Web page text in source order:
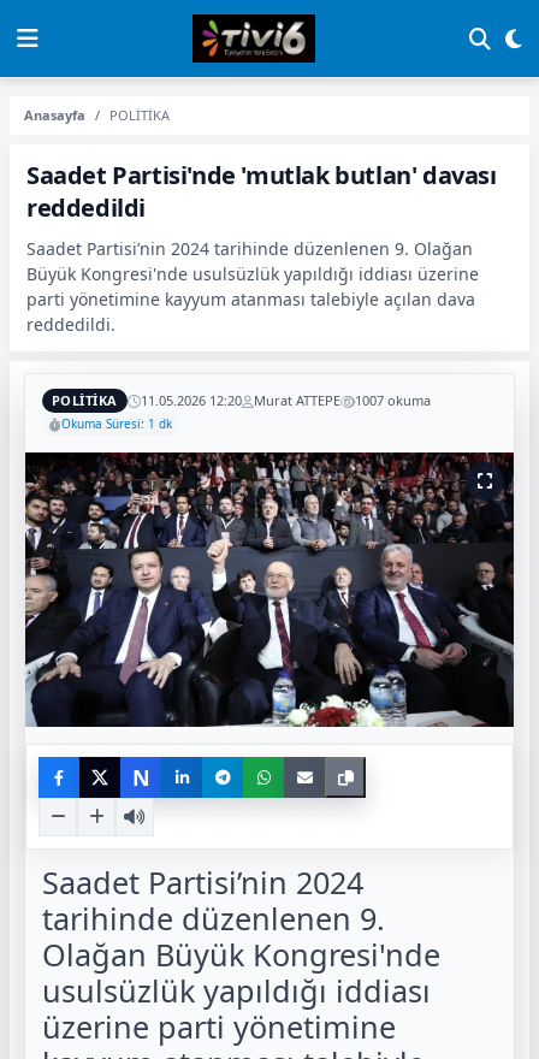
Anasayfa POLİTİKA
Saadet Partisi'nde 'mutlak butlan' davası
reddedildi
Saadet Partisi’nin 2024 tarihinde düzenlenen 9. Olağan
Büyük Kongresi'nde usulsüzlük yapıldığı iddiası üzerine
parti yönetimine kayyum atanması talebiyle açılan dava
reddedildi.
POLİTİKA 11.05.2026 12:20 Murat ATTEPE 1007 okuma
Okuma Süresi: 1 dk
N
Saadet Partisi’nin 2024
tarihinde düzenlenen 9.
Olağan Büyük Kongresi'nde
usulsüzlük yapıldığı iddiası
üzerine parti yönetimine